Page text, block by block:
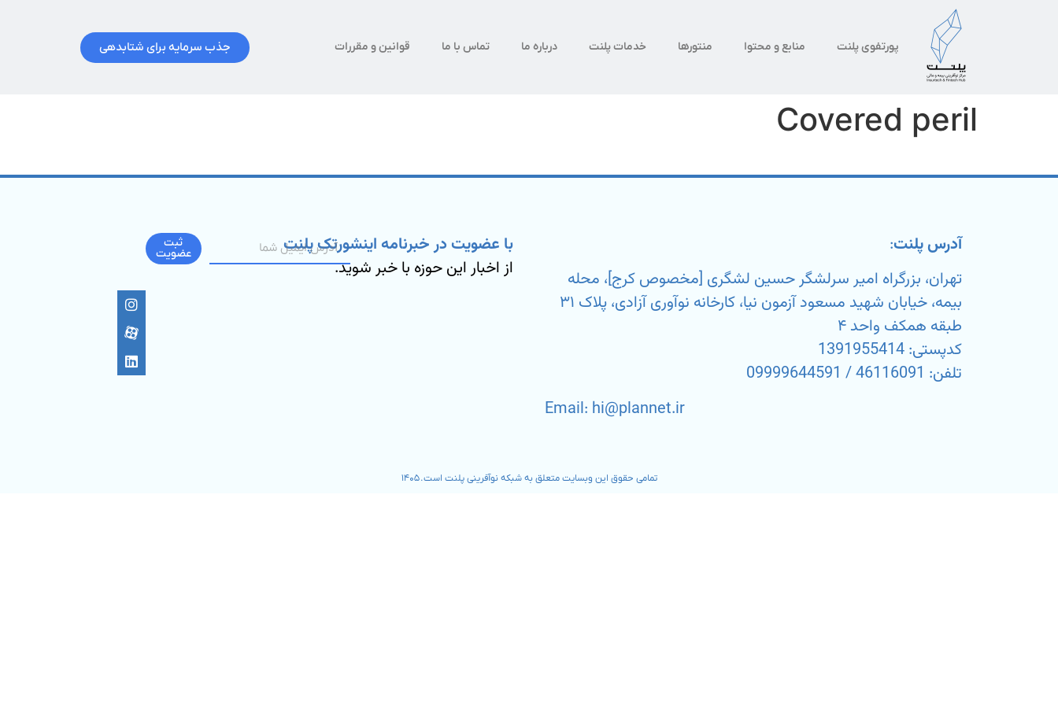
پورتفوی پلنت منابع و محتوا منتورها خدمات پلنت درباره ما تماس با ما قوانین و مقررات جذب سرمایه برای شتابدهی
Covered peril
آدرس پلنت:
تهران، بزرگراه امیر سرلشگر حسین لشگری [مخصوص کرج]، محله
بیمه، خیابان شهید مسعود آزمون نیا، کارخانه نوآوری آزادی، پلاک ۳۱
طبقه همکف واحد ۴
کدپستی: 1391955414
تلفن: 46116091 / 09999644591
Email: hi@plannet.ir
با عضویت در خبرنامه اینشورتک پلنت
از اخبار این حوزه با خبر شوید.
ثبت
عضویت
تمامی حقوق این وبسایت متعلق به شبکه نوآفرینی پلنت است. ۱۴۰۵